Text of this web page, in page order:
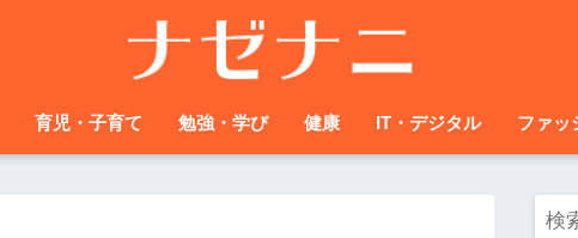
育児・子育て 勉強・学び 健康 IT・デジタル ファッ